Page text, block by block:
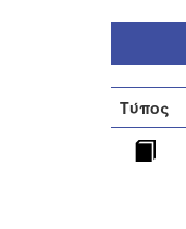
Τύπος